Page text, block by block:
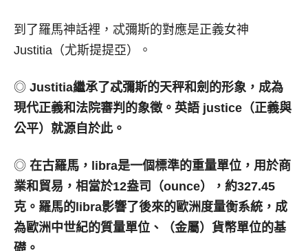
到了羅馬神話裡，忒彌斯的對應是正義女神
Justitia（尤斯提提亞）。
◎ Justitia繼承了忒彌斯的天秤和劍的形象，成為
現代正義和法院審判的象徵。英語 justice （正義與
公平）就源自於此。
◎ 在古羅馬， libra是一個標準的重量單位，用於商
業和貿易，相當於12盎司（ounce），約327.45
克。羅馬的 libra影響了後來的歐洲度量衡系統，成
為歐洲中世紀的質量單位、（金屬）貨幣單位的基
礎。